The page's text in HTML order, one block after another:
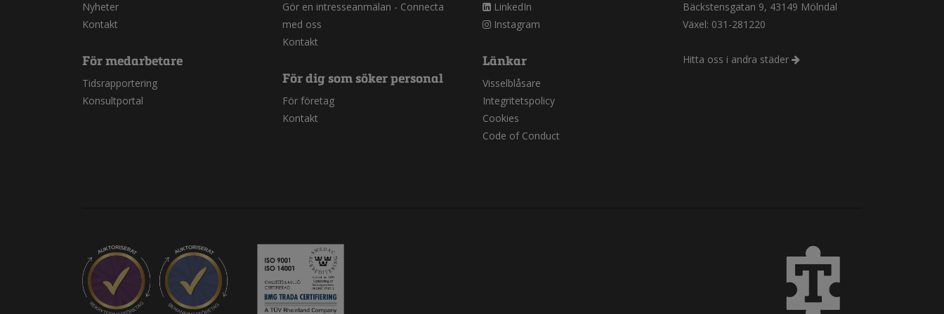
Nyheter
Kontakt
För medarbetare
Tidsrapportering
Konsultportal
Gör en intresseanmälan - Connecta
med oss
Kontakt
För dig som söker personal
För företag
Kontakt
LinkedIn
Instagram
Länkar
Visselblåsare
Integritetspolicy
Cookies
Code of Conduct
Bäckstensgatan 9, 43149 Mölndal
Växel: 031-281220
Hitta oss i andra städer